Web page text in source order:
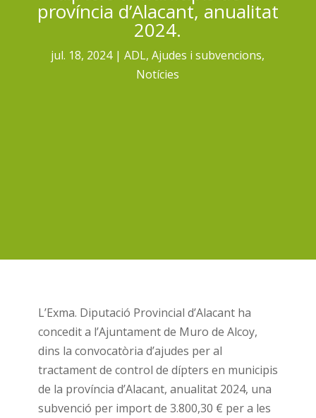
província d’Alacant, anualitat
2024.
jul. 18, 2024 ADL,Ajudes i subvencions,
Notícies
L’Exma. Diputació Provincial d’Alacant ha
concedit a l’Ajuntament de Muro de Alcoy,
dins la convocatòria d’ajudes per al
tractament de control de dípters en municipis
de la província d’Alacant, anualitat 2024, una
subvenció per import de 3.800,30 € per a les